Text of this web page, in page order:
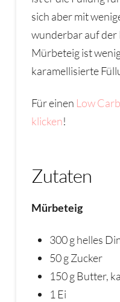
sich aber mit
wunderbar auf
Mürbeteig ist
karamellisierte
Für einen Low
klicken!
Zutaten
Mürbeteig
300 g helles
50 g Zucker
150 g Butter,
1 Ei